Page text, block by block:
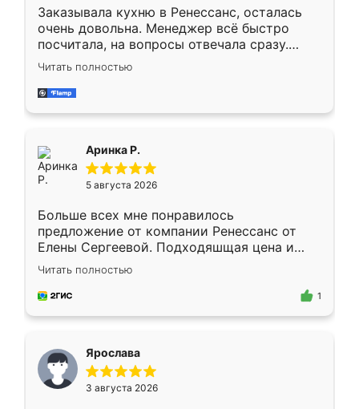
Заказывала кухню в Ренессанс, осталась
очень довольна. Менеджер всё быстро
посчитала, на вопросы отвечала сразу.
Замерщик приехал в субботу, подошёл к
делу со всей ответственностью. Собрали
за день, ребята работали аккуратно, даже
Читать полностью
Аринка Р.
5 августа 2026
Больше всех мне понравилось
предложение от компании Ренессанс от
Елены Сергеевой. Подходяшщая цена и
короткие сроки изготовления. Приехавший
для замера сотрудник Владислав
предложил по моему эскизу самый
Читать полностью
1
Ярослава
3 августа 2026